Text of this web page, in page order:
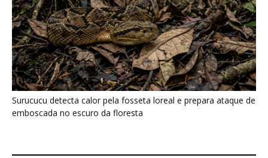
A Amazônia não entra em colapso com a
seca, mas muda...
7 de agosto de 2026
Conhecer uma planta é muito mais do que
saber seu nome,...
7 de agosto de 2026